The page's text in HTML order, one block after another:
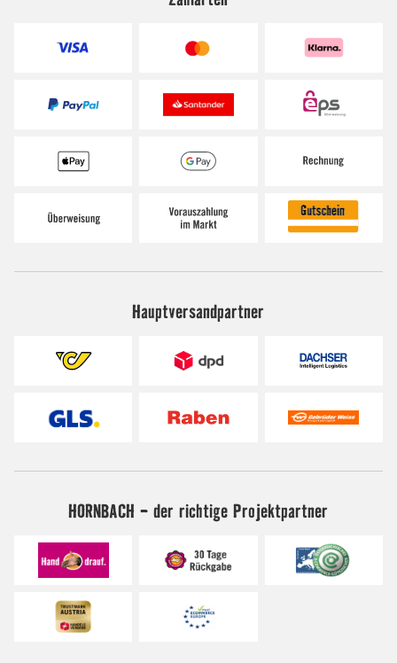
Hauptversandpartner
HORNBACH - der richtige Projektpartner